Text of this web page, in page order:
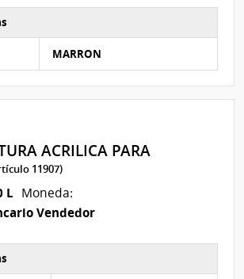
MARRON
ACRILICA PARA
11907)
L Moneda:
Vendedor